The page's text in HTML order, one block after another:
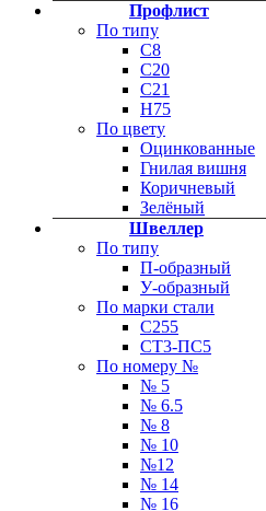
Профлист
По типу
С8
С20
C21
Н75
По цвету
Оцинкованные
Гнилая вишня
Коричневый
Зелёный
Швеллер
По типу
П-образный
У-образный
По марки стали
С255
СТ3-ПС5
По номеру №
№ 5
№ 6.5
№ 8
№ 10
№12
№ 14
№ 16